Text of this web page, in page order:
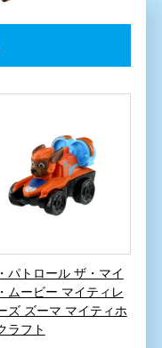
パトロール ザ・マイ
ムービー マイティレ
ズ ズーマ マイティホ
ラフト